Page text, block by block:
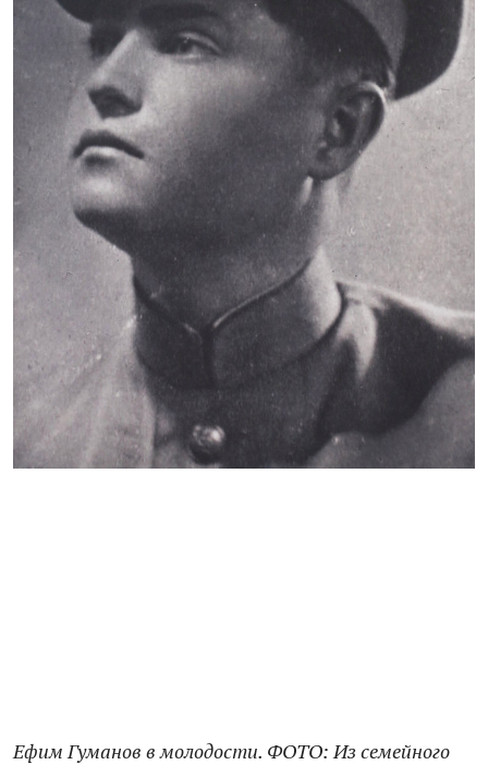
Ефим Гуманов в молодости. ФОТО: Из семейного